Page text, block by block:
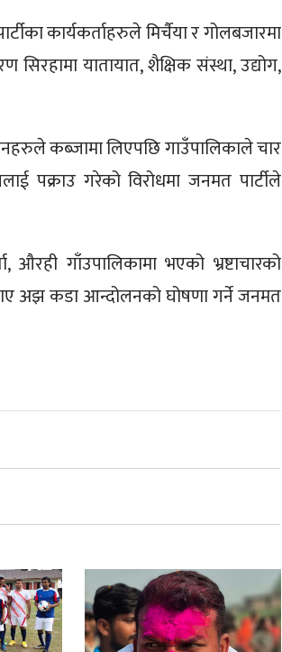
कार्यकर्ताहरुले मिर्चैया र गोलबजारमा
यातायात, शैक्षिक संस्था, उद्योग,
कब्जामा लिएपछि गाउँपालिकाले चार
पक्राउ गरेको विरोधमा जनमत पार्टीले
औरही गाँउपालिकामा भएको भ्रष्टाचारको
अझ कडा आन्दोलनको घोषणा गर्ने जनमत